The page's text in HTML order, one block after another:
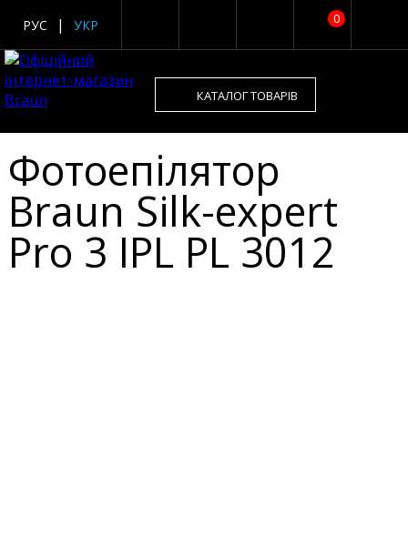
0
РУС УКР
КАТАЛОГ ТОВАРІВ
Фотоепілятор
Braun Silk-expert
Pro 3 IPL PL 3012